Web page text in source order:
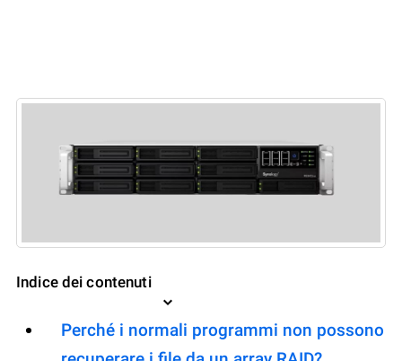
Indice dei contenuti
Perché i normali programmi non possono